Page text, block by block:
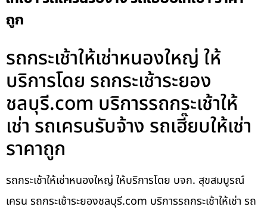
ถูก
รถกระเช้าให้เช่าหนองใหญ่ ให้
บริการโดย รถกระเช้าระยอง
ชลบุรี.com บริการรถกระเช้าให้
เช่า รถเครนรับจ้าง รถเฮี๊ยบให้เช่า
ราคาถูก
รถกระเช้าให้เช่าหนองใหญ่ ให้บริการโดย บจก. สุขสมบูรณ์
เครน รถกระเช้าระยองชลบุรี.com บริการรถกระเช้าให้เช่า รถ